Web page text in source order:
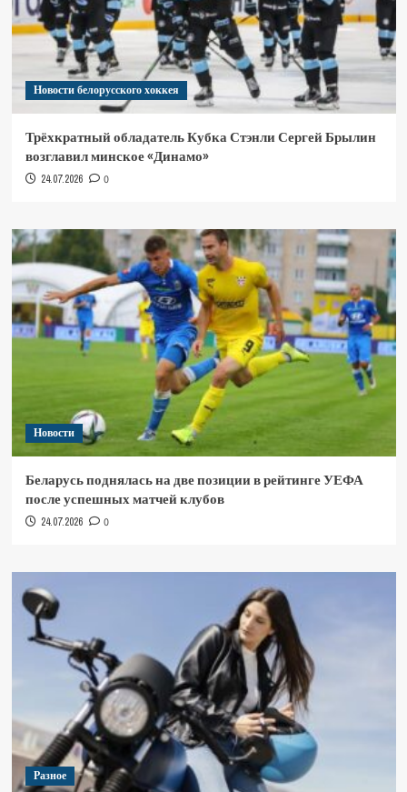
Новости белорусского хоккея
Трёхкратный обладатель Кубка Стэнли Сергей Брылин
возглавил минское «Динамо»
24.07.2026 0
Новости
Беларусь поднялась на две позиции в рейтинге УЕФА
после успешных матчей клубов
24.07.2026 0
Разное